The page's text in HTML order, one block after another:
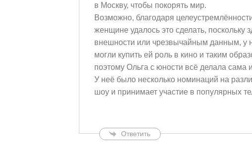
в Москву, чтобы покорять мир.
Возможно, благодаря
женщине удалось это сделать, поскольку
внешности или чрезвычайным данным, у
могли купить ей роль в кино и таким
поэтому Ольга с юности всё делала сама
У неё было несколько номинаций на
шоу и принимает участие в популярных
Ответить